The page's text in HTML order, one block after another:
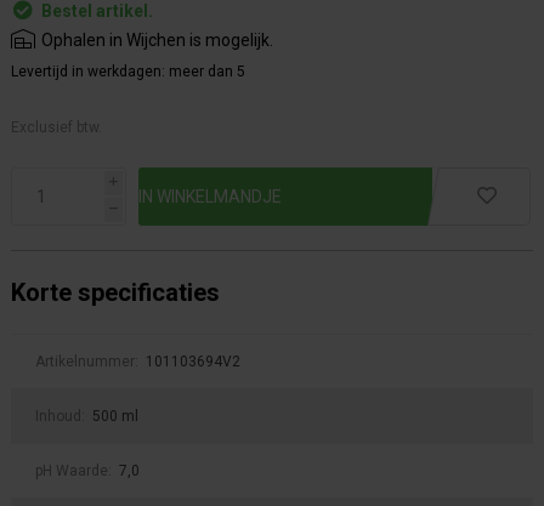
Bestel artikel.
Ophalen in Wijchen is mogelijk.
Levertijd in werkdagen: meer dan 5
Exclusief btw.
i
h
Korte specificaties
Artikelnummer: 101103694V2
Inhoud: 500 ml
pH Waarde: 7,0